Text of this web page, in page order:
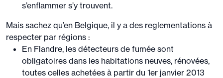
s’enflammer s’y trouvent.
Mais sachez qu’en Belgique, il y a des reglementations à
respecter par régions :
En Flandre, les détecteurs de fumée sont
obligatoires dans les habitations neuves, rénovées,
toutes celles achetées à partir du 1er janvier 2013